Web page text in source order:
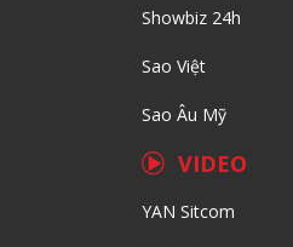
Showbiz 24h
Sao Việt
Sao Âu Mỹ
VIDEO
YAN Sitcom